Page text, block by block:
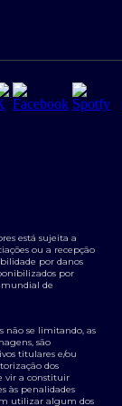
Investimento
está sujeita a
ou a recepção
por danos
por
mundial de
não se limitando, as
são
titulares e/ou
dos
vir a constituir
às penalidades
utilizar algum dos